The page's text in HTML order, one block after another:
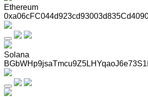
Ethereum
Solana